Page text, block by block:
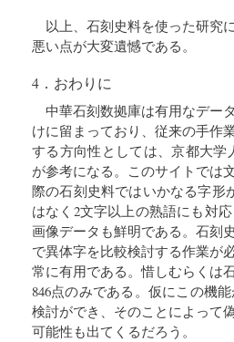
以上、石刻史料を使った研究
悪い点が大変遺憾である。
4．おわりに
中華石刻数拠庫は有用なデー
けに留まっており、従来の手作
する方向性としては、京都大
が参考になる。このサイトでは
際の石刻史料ではいかなる字形
はなく2文字以上の熟語にも対
画像データも鮮明である。石刻
で異体字を比較検討する作業が
常に有用である。惜しむらくは
846点のみである。仮にこの機
検討ができ、そのことによって
可能性も出てくるだろう。